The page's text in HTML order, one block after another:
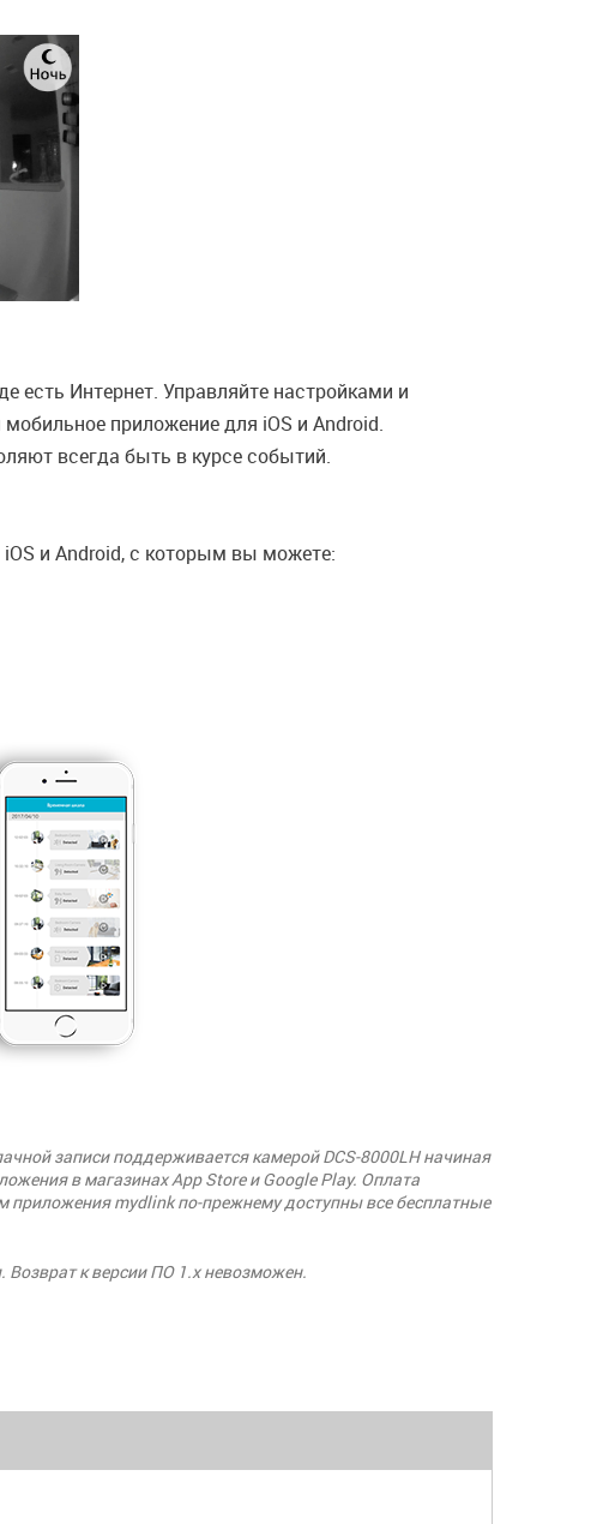
есть Интернет. Управляйте настройками и
приложение для iOS и Android.
всегда быть в курсе событий.
и Android, с которым вы можете:
записи поддерживается камерой DCS-8000LH начиная
в магазинах App Store и Google Play. Оплата
mydlink по-прежнему доступны все бесплатные
к версии ПО 1.x невозможен.